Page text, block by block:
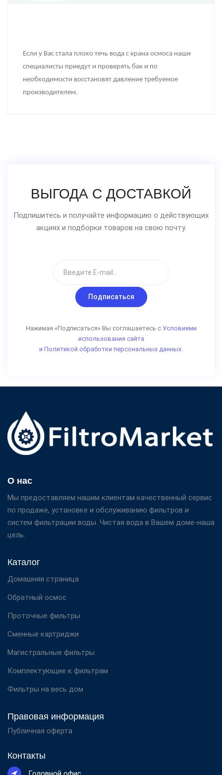
Если у Вас стала плохо течь вода с крана осмоса наши
специалисты приедут и проверять бак и по
необходимости восстановят давление требуемое
производителем.
ВЫГОДА С ДОСТАВКОЙ
Подпишитесь и получайте информацию о действующих
акциях и подборки товаров на свою почту.
Подписаться
Нажимая «Подписаться» Вы соглашаетесь с Условиями
использования сайта
и Политикой обработки персональных данных.
О нас
Мы предоставляем нашим клиентам качественный сервис
по продаже, установке и обслуживанию фильтров и
систем фильтрации воды. Чистая вода в Вашем доме-наша
цель.
Каталог
Домашняя страница
Обратный осмос
Проточные фильтры
Сменные картриджи
Магистральные фильтры
Комплектующие к фильтрам
Фильтры на весь дом
Правовая информация
Публичная оферта
Контакты